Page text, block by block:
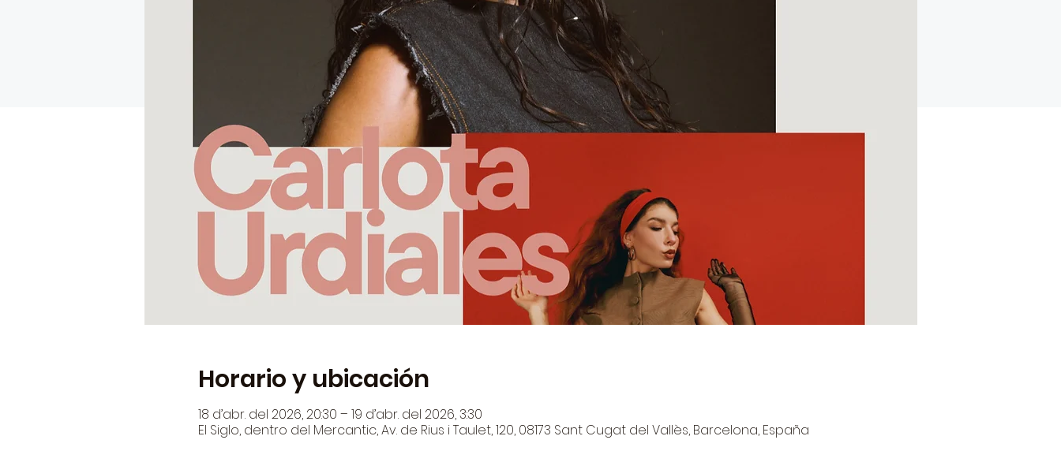
Horario y ubicación
18 d’abr. del 2026, 20:30 – 19 d’abr. del 2026, 3:30
El Siglo, dentro del Mercantic, Av. de Rius i Taulet, 120, 08173 Sant Cugat del Vallès, Barcelona, España